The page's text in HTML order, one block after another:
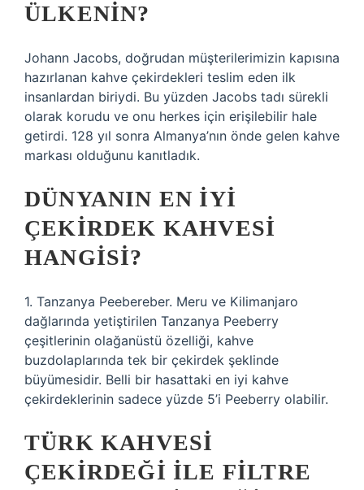
ÜLKENIN?
Johann Jacobs, doğrudan müşterilerimizin kapısına
hazırlanan kahve çekirdekleri teslim eden ilk
insanlardan biriydi. Bu yüzden Jacobs tadı sürekli
olarak korudu ve onu herkes için erişilebilir hale
getirdi. 128 yıl sonra Almanya’nın önde gelen kahve
markası olduğunu kanıtladık.
DÜNYANIN EN IYI
ÇEKIRDEK KAHVESI
HANGISI?
1. Tanzanya Peebereber. Meru ve Kilimanjaro
dağlarında yetiştirilen Tanzanya Peeberry
çeşitlerinin olağanüstü özelliği, kahve
buzdolaplarında tek bir çekirdek şeklinde
büyümesidir. Belli bir hasattaki en iyi kahve
çekirdeklerinin sadece yüzde 5’i Peeberry olabilir.
TÜRK KAHVESI
ÇEKIRDEĞI ILE FILTRE